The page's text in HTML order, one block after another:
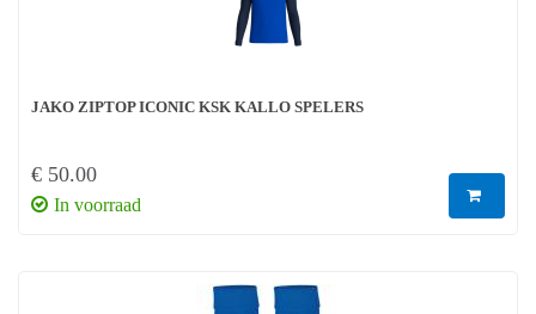
JAKO ZIPTOP ICONIC KSK KALLO SPELERS
€ 50.00
In voorraad